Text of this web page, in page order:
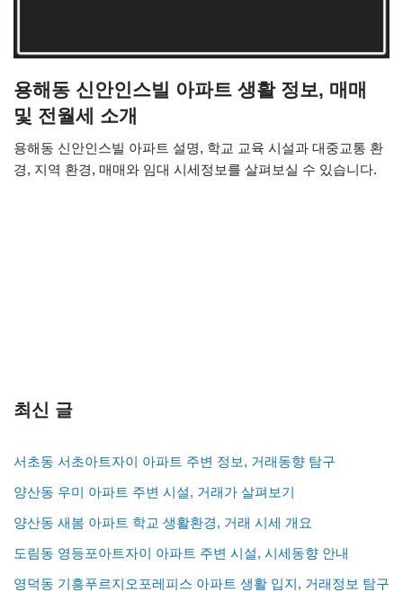
용해동 신안인스빌 아파트 생활 정보, 매매
및 전월세 소개
용해동 신안인스빌 아파트 설명, 학교 교육 시설과 대중교통 환
경, 지역 환경, 매매와 임대 시세정보를 살펴보실 수 있습니다.
최신 글
서초동 서초아트자이 아파트 주변 정보, 거래동향 탐구
양산동 우미 아파트 주변 시설, 거래가 살펴보기
양산동 새봄 아파트 학교 생활환경, 거래 시세 개요
도림동 영등포아트자이 아파트 주변 시설, 시세동향 안내
영덕동 기흥푸르지오포레피스 아파트 생활 입지, 거래정보 탐구